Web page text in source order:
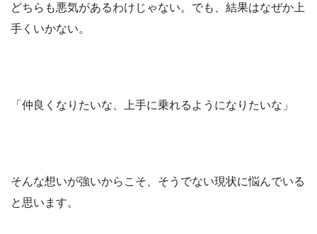
どちらも悪気があるわけじゃない。でも、結果はなぜか上
手くいかない。
「仲良くなりたいな、上手に乗れるようになりたいな」
そんな想いが強いからこそ、そうでない現状に悩んでいる
と思います。